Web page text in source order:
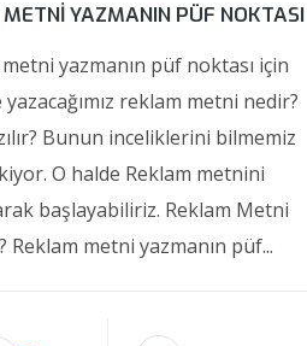
YAZMANIN PÜF NOKTASI
yazmanın püf noktası için
reklam metni nedir?
Bunun inceliklerini bilmemiz
O halde Reklam metnini
başlayabiliriz. Reklam Metni
Reklam metni yazmanın püf...